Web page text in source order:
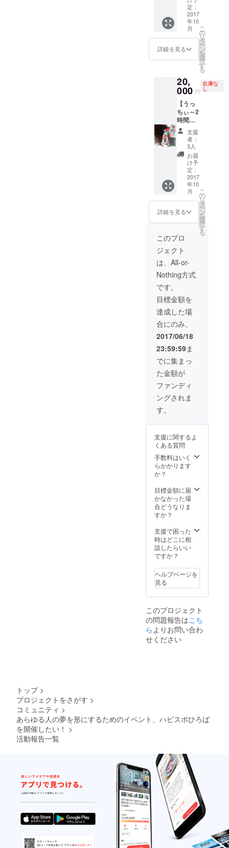
（イラ
スト付
きの
メッ
セージ
も付き
ま
（イラ
スト付
きの
メッ
セージ
も付き
ま
お考え
くださ
い。参
加者か
費用を
徴収し
ん。
（例え
ば、20
人の参
加者か
ら1,000
円の参
加費を
もらう
と……
。） 交
通費な
どは、
別途い
ただき
（イラ
スト付
メッ
セージ
カード
も付き
ま
す。）
様カー
ドによ
る占い
やWeb
のコン
サル
執事に
なって
もいい
そうで
す。 日
程はま
ぐと調
整の
上、決
定して
くださ
い。セ
ミナー
の時間
は、質
を含め
て2時間
お考え
くださ
い。参
加者か
ら参加
費用を
ても構
いませ
ん。
（例え
ば、20
人の参
加者か
ら1,000
円の参
加費を
もらう
と……
。） 交
通費な
ただき
ます。
（イラ
スト付
きの
メッ
も付き
ま
す。）
いま
す。ぜ
ひ、ご
利用く
ださ
い。 内
術以外
の仕事
を依頼
しても
構いま
せん。
ご相談
くださ
い。子
守りや
ボイス
パー
カッ
ション
も得意
だそう
です。
調整の
定して
くださ
い。施
術会の
は、2時
間程度
をお考
えくだ
さい。
参加者
加費用
を徴収
しても
構いま
せん。
（例え
ば、4人
5,000円
の参加
費をも
らう
と……
。） 交
別途い
ただき
ます。
きの
メッ
セージ
カード
ま
す。）
による
バルー
ンアー
ト教室
を開く
ことが
できま
す。企
校、イ
ベン
ト、地
区の行
事な
ど、い
ろんな
場面で
きっと
重宝す
ると思
いま
す。ぜ
ひ、ご
利用く
ださ
い。 内
は、バ
ルーン
アート
教室の
仕事を
依頼し
ん。ご
相談く
ださ
い。バ
ルーン
で装飾
もでき
ますの
で、結
婚式を
控えた
方にも
お勧め
まっぴ
んと調
整の
上、決
定して
くださ
アート
教室や
装飾の
間程度
をお考
えくだ
さい。
から参
加費用
を徴収
しても
せん。
（例え
ば、20
人の参
加者か
別途い
スト付
きの
メッ
セージ
カード
も付き
ま
す。）
定：
2017
年10
月
詳細を見る
こ
の
リ
タ
ー
ン
を
選
択
す
る
20,
000 円
在庫な
し
【うっ
ちぃ～2
時間
コー
ス】 ク
ラウン
うっ
ちぃ～
が、バ
ルーン
アー
ト、パ
ントマ
イム、
いたず
らなど
でにぎ
やかし
ます。
企業、
学校、
イベン
事な
ど、い
ろんな
場面で
きっと
重宝す
ると思
いま
す。ぜ
ひ、ご
利用く
ださ
い。 日
ちぃ～
の上、
決定し
てくだ
さい。
にぎや
時間
は、2時
間程度
をお考
さい。
参加者
から参
加費用
しても
構いま
せん。
（例え
人の参
加者か
ら1,000
円の参
加費を
（イラ
スト付
カード
も付き
ま
す。）
支援
者：
3人
お届
け予
定：
2017
年10
月
詳細を見る
こ
の
リ
タ
ー
ン
を
選
択
す
る
このプロ
ジェクト
は、All-or-
Nothing方式
です。
目標金額を
達成した場
合にのみ、
2017/06/18
23:59:59ま
でに集まっ
た金額が
ファンディ
ングされま
す。
支援に関するよ
くある質問
手数料はいく
らかかります
か？
目標金額に届
かなかった場
合どうなりま
すか？
支援で困った
時はどこに相
談したらいい
ですか？
ヘルプページを
見る
このプロジェクト
の問題報告はこち
ら よりお問い合わ
せください
トップ >
プロジェクトをさがす >
コミュニティ >
あらゆる人の夢を形にするためのイベント、ハピスポひろば
を開催したい！ >
活動報告一覧